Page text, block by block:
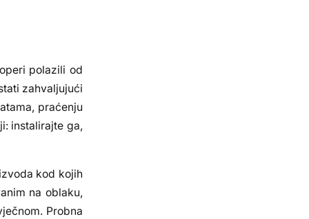
polazili od
zahvaljujući
praćenju
instalirajte ga,
kod kojih
na oblaku,
Probna